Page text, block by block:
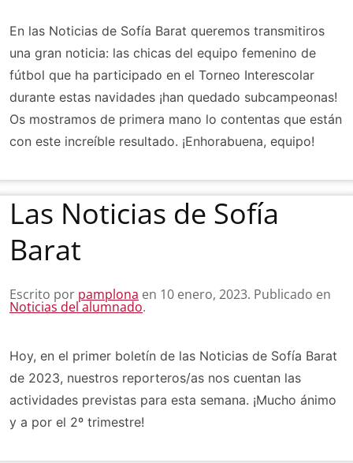
En las Noticias de Sofía Barat queremos transmitiros
una gran noticia: las chicas del equipo femenino de
fútbol que ha participado en el Torneo Interescolar
durante estas navidades ¡han quedado subcampeonas!
Os mostramos de primera mano lo contentas que están
con este increíble resultado. ¡Enhorabuena, equipo!
Las Noticias de Sofía
Barat
Escrito por pamplona en 10 enero, 2023. Publicado en
Noticias del alumnado.
Hoy, en el primer boletín de las Noticias de Sofía Barat
de 2023, nuestros reporteros/as nos cuentan las
actividades previstas para esta semana. ¡Mucho ánimo
y a por el 2º trimestre!